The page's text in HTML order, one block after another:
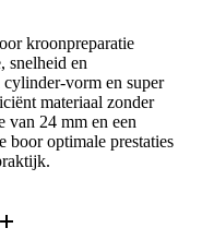
kroonpreparatie
snelheid en
vorm en super
materiaal zonder
van 24 mm en een
boor optimale prestaties